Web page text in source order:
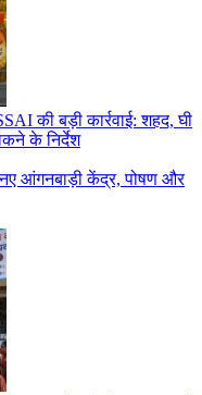
की बड़ी कार्रवाई: शहद, घी
के निर्देश
आंगनबाड़ी केंद्र, पोषण और